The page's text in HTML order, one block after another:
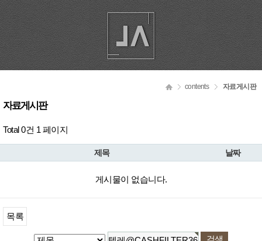
contents 자료게시판
자료게시판
Total 0건 1 페이지
제목 날짜
게시물이 없습니다.
목록